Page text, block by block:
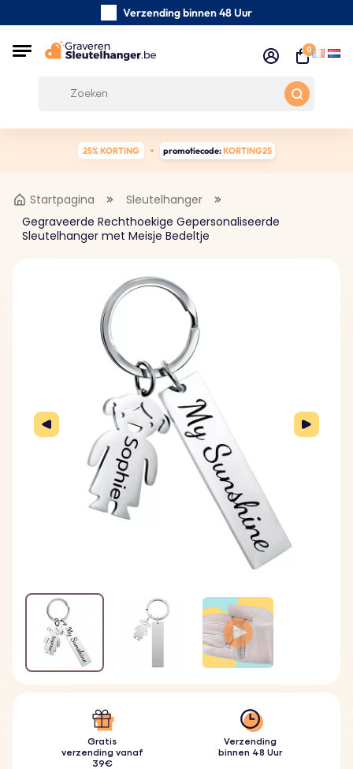
Verzending binnen 48 Uur
Klanten Beoordelingen:
0
25% KORTING promotiecode:KORTING25
Startpagina
Sleutelhanger
Gegraveerde Rechthoekige Gepersonaliseerde
Sleutelhanger met Meisje Bedeltje
Gratis
verzending vanaf
39€
Verzending
binnen 48 Uur